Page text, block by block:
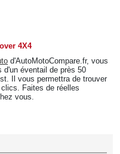
4X4
d'AutoMotoCompare.fr, vous
éventail de près 50
Il vous permettra de trouver
Faites de réelles
vous.